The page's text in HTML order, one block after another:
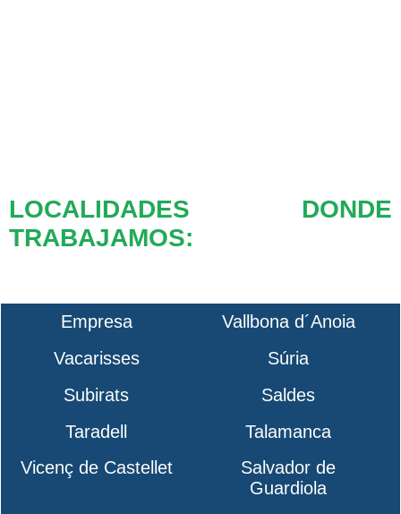
LOCALIDADES DONDE
TRABAJAMOS:
Empresa
Vallbona d´Anoia
Vacarisses
Súria
Subirats
Saldes
Taradell
Talamanca
Vicenç de Castellet
Salvador de
Guardiola